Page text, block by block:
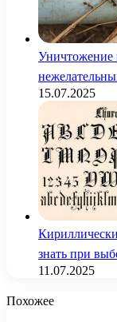
Уничтожение
15.07.2025
знать при
11.07.2025
Похожее